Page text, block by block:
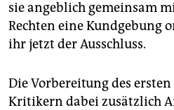
sie angeblich gemeinsam
Rechten eine Kundgebung
ihr jetzt der Ausschluss.
Die Vorbereitung des
Kritikern dabei zusätzlich